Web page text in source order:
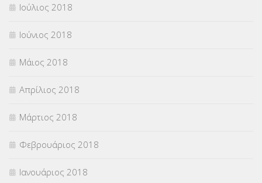
Ιούλιος 2018
Ιούνιος 2018
Μάιος 2018
Απρίλιος 2018
Μάρτιος 2018
Φεβρουάριος 2018
Ιανουάριος 2018